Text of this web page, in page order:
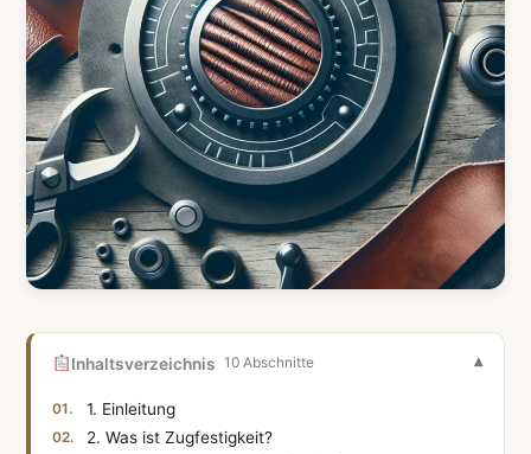
Inhaltsverzeichnis 10 Abschnitte
1. Einleitung
2. Was ist Zugfestigkeit?